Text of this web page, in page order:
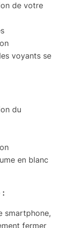
de votre
voyants se
du
en blanc
:
smartphone,
fermer